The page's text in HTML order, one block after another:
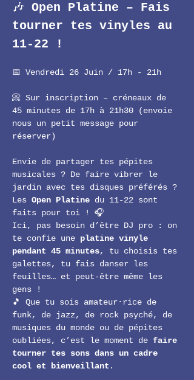
🎶 Open Platine – Fais
tourner tes vinyles au
11-22 !
📅 Vendredi 26 Juin / 17h - 21h
📀 Sur inscription – créneaux de
45 minutes de 17h à 21h30 (envoie
nous un petit message pour
réserver)
Envie de partager tes pépites
musicales ? De faire vibrer le
jardin avec tes disques préférés ?
Les Open Platine du 11-22 sont
faits pour toi ! 🎧
Ici, pas besoin d’être DJ pro : on
te confie une platine vinyle
pendant 45 minutes, tu choisis tes
galettes, tu fais danser les
feuilles… et peut-être même les
gens !
🎵 Que tu sois amateur·rice de
funk, de jazz, de rock psyché, de
musiques du monde ou de pépites
oubliées, c’est le moment de faire
tourner tes sons dans un cadre
cool et bienveillant .